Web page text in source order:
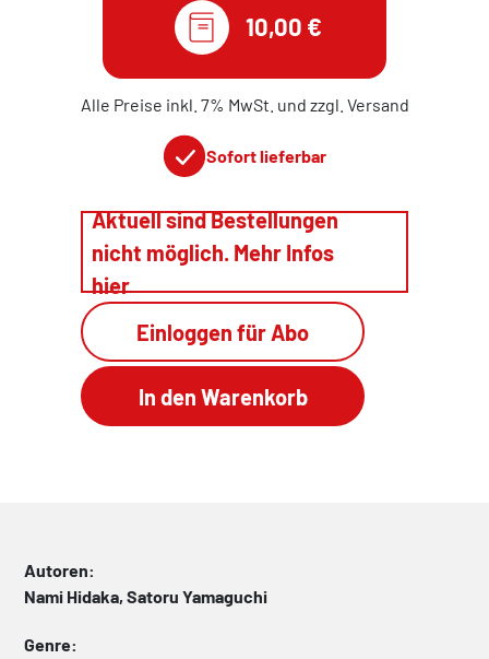
10,00 €
Alle Preise inkl. 7% MwSt. und zzgl. Versand
Sofort lieferbar
Aktuell sind Bestellungen
nicht möglich. Mehr Infos
hier
Einloggen für Abo
Autoren:
Nami Hidaka, Satoru Yamaguchi
Genre: